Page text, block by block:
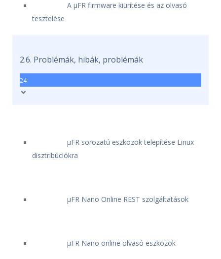
A μFR firmware kiürítése és az olvasó
tesztelése
2.6. Problémák, hibák, problémák
24
μFR sorozatú eszközök telepítése Linux
disztribúciókra
μFR Nano Online REST szolgáltatások
μFR Nano online olvasó eszközök